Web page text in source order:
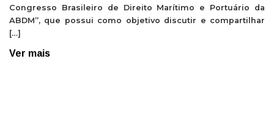
Congresso Brasileiro de Direito Marítimo e Portuário da
ABDM”, que possui como objetivo discutir e compartilhar
[…]
Ver mais